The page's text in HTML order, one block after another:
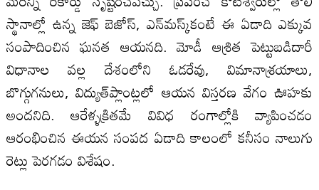
స్థానాల్లో ఉన్న జెఫ్‌ బెజోస్‌, ఎన్‌మస్క్‌కంటే ఈ ఏడాది ఎక్కువ
సంపాదించిన ఘనత ఆయనది. మోడీ ఆశ్రిత పెట్టుబడిదారీ
విధానాల వ‌ల్ల దేశంలోని ఓడరేవు, విమానాశ్రయాలు,
బొగ్గుగనులు, విద్యుత్‌ప్లాంట్లలో ఆయన విస్తరణ వేగం ఊహకు
అందనిది. ఆరేళ్ళక్రితమే వివిధ రంగాల్లోకి వ్యాపించడం
ఆరంభించిన ఈయన సంపద ఏడాది కాలంలో కనీసం నాలుగు
రెట్లు పెరగడం విశేషం.